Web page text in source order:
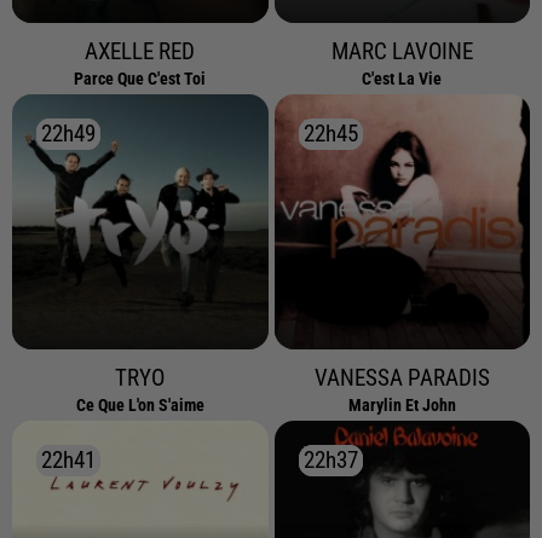
AXELLE RED
Parce Que C'est Toi
MARC LAVOINE
C'est La Vie
22h49
22h49
TRYO
Ce Que L'on S'aime
22h45
22h45
VANESSA PARADIS
Marylin Et John
22h41
22h41 22h37
22h37